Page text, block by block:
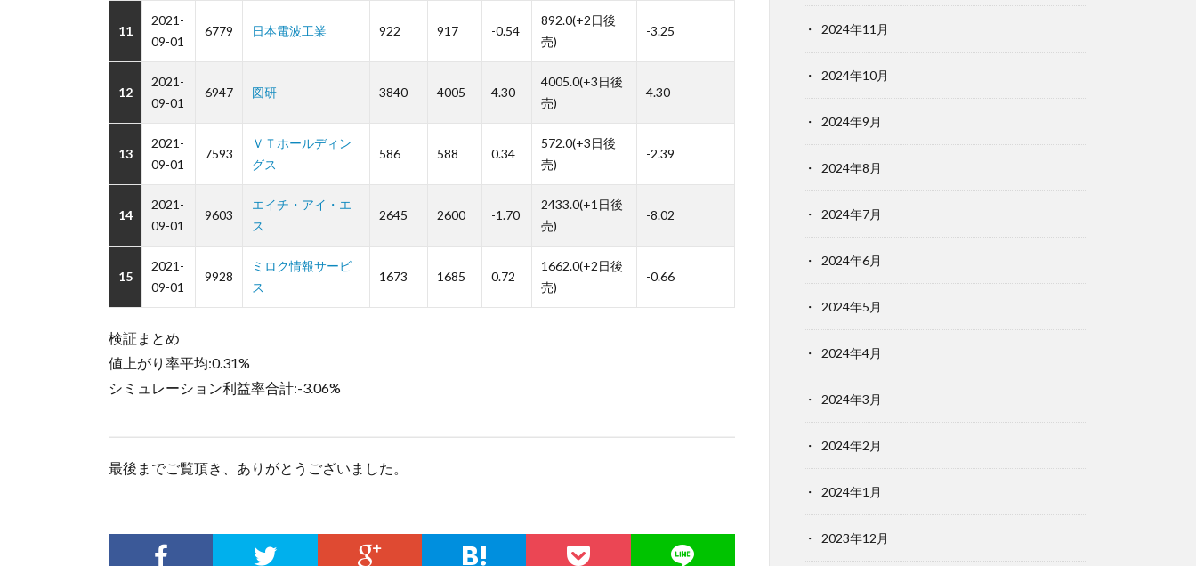
11
2021-
09-01
6779 日本電波工業 922 917 -0.54
892.0(+2日後
売)
-3.25
12
2021-
09-01
6947 図研 3840 4005 4.30
4005.0(+3日後
売)
4.30
13
2021-
09-01
7593
ＶＴホールディン
グス
586 588 0.34
572.0(+3日後
売)
-2.39
14
2021-
09-01
9603
エイチ・アイ・エ
ス
2645 2600 -1.70
2433.0(+1日後
売)
-8.02
15
2021-
09-01
9928
ミロク情報サービ
ス
1673 1685 0.72
1662.0(+2日後
売)
-0.66
検証まとめ
値上がり率平均:0.31%
シミュレーション利益率合計:-3.06%
最後までご覧頂き、ありがとうございました。
2024年11月
2024年10月
2024年9月
2024年8月
2024年7月
2024年6月
2024年5月
2024年4月
2024年3月
2024年2月
2024年1月
2023年12月